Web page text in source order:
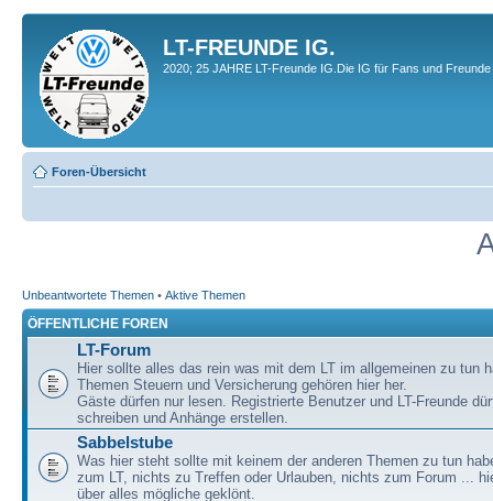
LT-FREUNDE IG.
2020; 25 JAHRE LT-Freunde IG.Die IG für Fans und
Foren-Übersicht
Unbeantwortete Themen • Aktive Themen
ÖFFENTLICHE FOREN
LT-Forum
Hier sollte alles das rein was mit dem LT im allgemeinen zu tun
Themen Steuern und Versicherung gehören hier her.
Gäste dürfen nur lesen. Registrierte Benutzer und LT-Freunde
schreiben und Anhänge erstellen.
Sabbelstube
Was hier steht sollte mit keinem der anderen Themen zu tun
zum LT, nichts zu Treffen oder Urlauben, nichts zum Forum ...
über alles mögliche geklönt.